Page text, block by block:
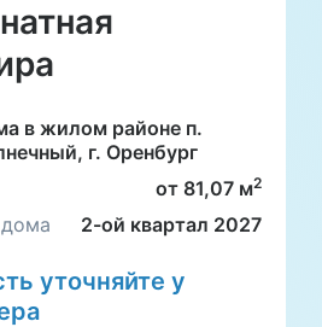
в жилом районе п.
г. Оренбург
от 81,07 м2
2-ой квартал 2027
уточняйте у